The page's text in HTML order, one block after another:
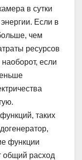
в сутки
Если в
чем
ресурсов
если
таких
функции
общий расход